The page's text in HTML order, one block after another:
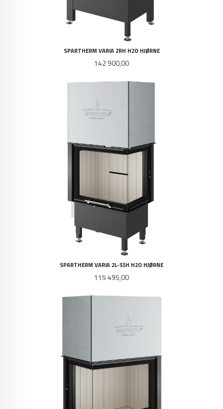
SPARTHERM VARIA 2RH H2O HJØRNE
Pris
142 900,00
SPARTHERM VARIA 2L-55H H2O HJØRNE
Pris
115 495,00